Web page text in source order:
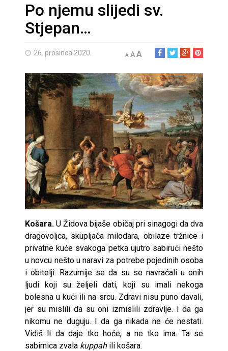
Po njemu slijedi sv.
Stjepan…
26. prosinca 2020. A AA
Košara.U Židova bijaše običaj pri sinagogi da dva
dragovoljca, skupljača milodara, obilaze tržnice i
privatne kuće svakoga petka ujutro sabirući nešto
u novcu nešto u naravi za potrebe pojedinih osoba
i obitelji. Razumije se da su se navraćali u onih
ljudi koji su željeli dati, koji su imali nekoga
bolesna u kući ili na srcu. Zdravi nisu puno davali,
jer su mislili da su oni izmislili zdravlje. I da ga
nikomu ne duguju. I da ga nikada ne će nestati.
Vidiš li da daje tko hoće, a ne tko ima. Ta se
sabirnica zvala kuppah ili košara.